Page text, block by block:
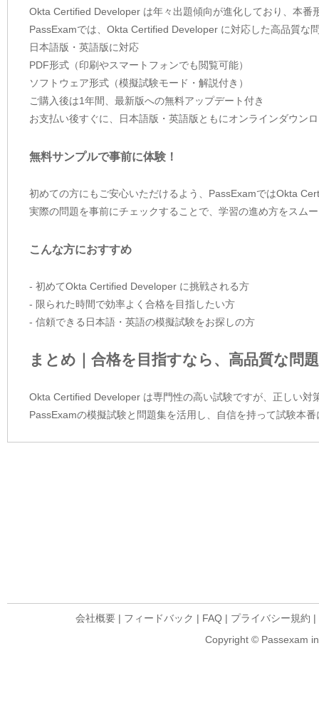
Okta Certified Developer は年々出題傾向が進化しており、本
PassExamでは、Okta Certified Developer に対応した高品質な
日本語版・英語版に対応
PDF形式（印刷やスマートフォンでも閲覧可能）
ソフトウェア形式（模擬試験モード・解説付き）
ご購入後は1年間、最新版への無料アップデート付き
お支払い後すぐに、日本語版・英語版ともにオンラインダウン
無料サンプルで事前に体験！
初めての方にもご安心いただけるよう、PassExamではOkta
実際の問題を事前にチェックすることで、学習の進め方をスム
こんな方におすすめ
- 初めてOkta Certified Developer に挑戦される方
- 限られた時間で効率よく合格を目指したい方
- 信頼できる日本語・英語の模擬試験をお探しの方
まとめ｜合格を目指すなら、高品質な問
Okta Certified Developer は専門性の高い試験ですが、正しい対
PassExamの模擬試験と問題集を活用し、自信を持って試験本
会社概要 | フィードバック | FAQ | プライバシー規約 |
Copyright © Passexam